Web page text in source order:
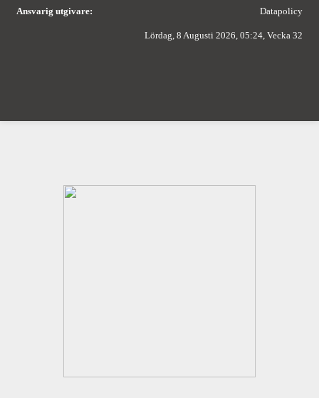
Ansvarig utgivare: Datapolicy
Lördag, 8 Augusti 2026, 05:24, Vecka 32